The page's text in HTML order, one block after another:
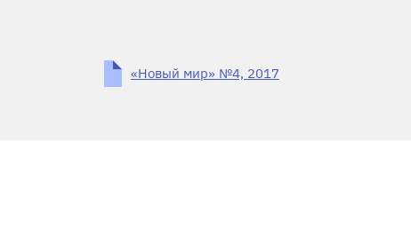
«Новый мир» №4, 2017